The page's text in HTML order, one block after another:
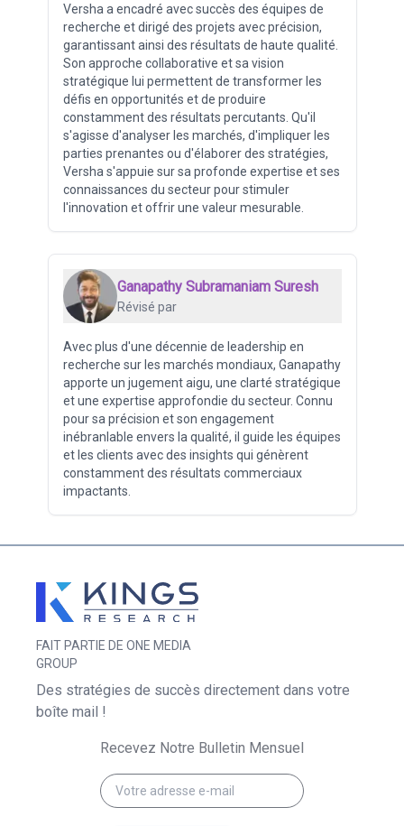
Versha a encadré avec succès des équipes de
recherche et dirigé des projets avec précision,
garantissant ainsi des résultats de haute qualité.
Son approche collaborative et sa vision
stratégique lui permettent de transformer les
défis en opportunités et de produire
constamment des résultats percutants. Qu'il
s'agisse d'analyser les marchés, d'impliquer les
parties prenantes ou d'élaborer des stratégies,
Versha s'appuie sur sa profonde expertise et ses
connaissances du secteur pour stimuler
l'innovation et offrir une valeur mesurable.
Ganapathy Subramaniam Suresh
Révisé par
Avec plus d'une décennie de leadership en
recherche sur les marchés mondiaux, Ganapathy
apporte un jugement aigu, une clarté stratégique
et une expertise approfondie du secteur. Connu
pour sa précision et son engagement
inébranlable envers la qualité, il guide les équipes
et les clients avec des insights qui génèrent
constamment des résultats commerciaux
impactants.
FAIT PARTIE DE ONE MEDIA
GROUP
Des stratégies de succès directement dans votre
boîte mail !
Recevez Notre Bulletin Mensuel